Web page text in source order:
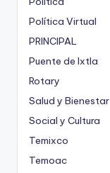
Política Virtual
PRINCIPAL
Puente de Ixtla
Rotary
Salud y Bienestar
Social y Cultura
Temixco
Temoac